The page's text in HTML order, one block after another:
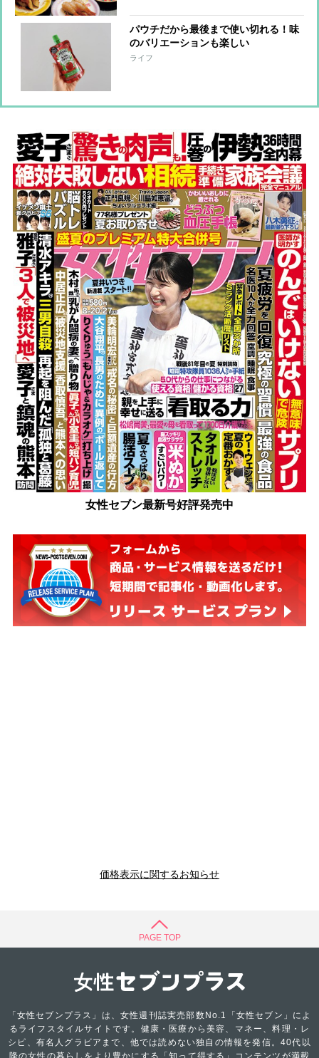
パウチだから最後まで使い切れる！味
のバリエーションも楽しい
「HEINZ（ハインツ）」トマトケチャ
ライフ
女性セブン最新号好評発売中
価格表示に関するお知らせ
PAGE TOP
「女性セブンプラス」は、女性週刊誌実売部数No.1「女性セブン」によ
るライフスタイルサイトです。健康・医療から美容、マネー、料理・レ
シピ、有名人グラビアまで、他では読めない独自の情報を発信。40代以
降の女性の暮らしをより豊かにする「知って得する」コンテンツが満載